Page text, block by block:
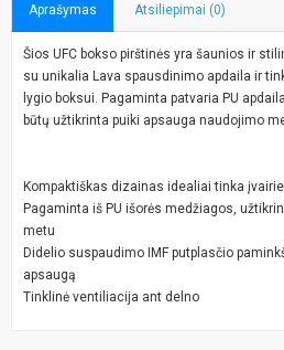
Aprašymas Atsiliepimai (0)
Šios UFC bokso pirštinės yra šaunios ir
su unikalia Lava spausdinimo apdaila ir
lygio boksui. Pagaminta patvaria PU
būtų užtikrinta puiki apsauga naudojimo
Kompaktiškas dizainas idealiai tinka
Pagaminta iš PU išorės medžiagos,
metu
Didelio suspaudimo IMF putplasčio
apsaugą
Tinklinė ventiliacija ant delno